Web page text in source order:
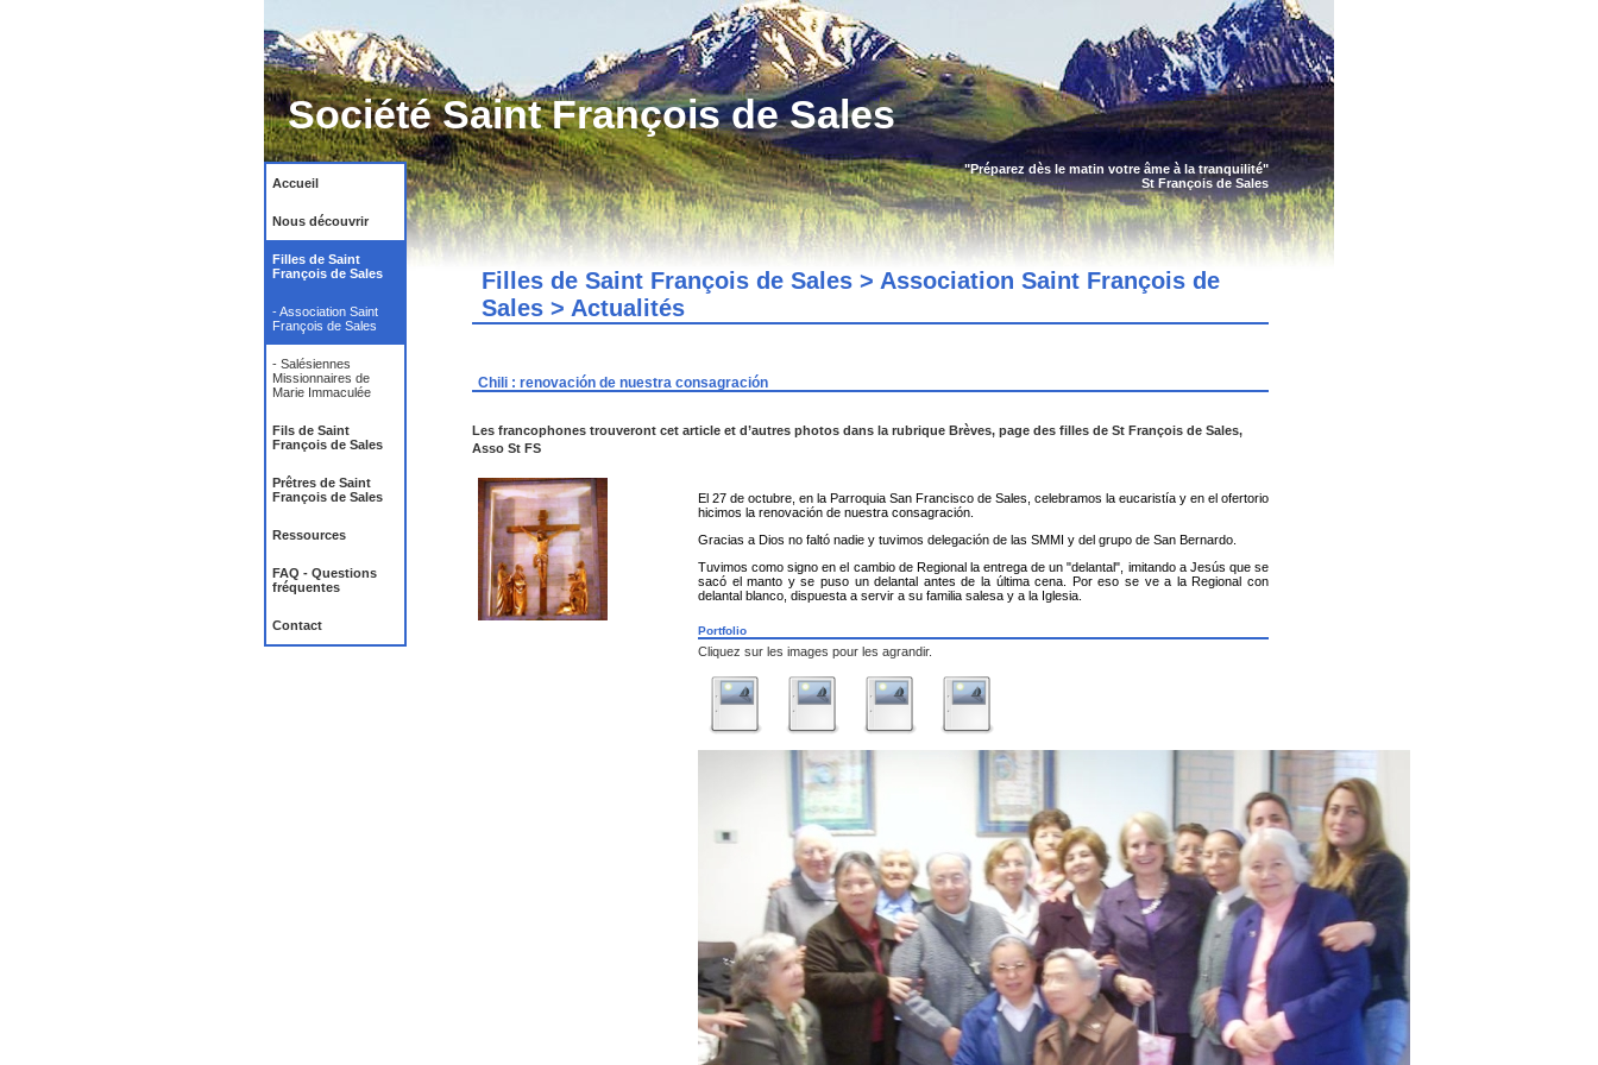
Société Saint François de Sales
Accueil
Nous découvrir
Filles de Saint
François de Sales
- Association Saint
François de Sales
- Salésiennes
Missionnaires de
Marie Immaculée
Fils de Saint
François de Sales
Prêtres de Saint
François de Sales
Ressources
FAQ - Questions
fréquentes
Contact
"Préparez dès le matin votre âme à la tranquilité"
St François de Sales
Filles de Saint François de Sales > Association Saint François de
Sales > Actualités
Chili : renovación de nuestra consagración
Les francophones trouveront cet article et d’autres photos dans la rubrique Brèves, page des filles de St François de Sales,
Asso St FS
El 27 de octubre, en la Parroquia San Francisco de Sales, celebramos la eucaristía y en el ofertorio
hicimos la renovación de nuestra consagración.
Gracias a Dios no faltó nadie y tuvimos delegación de las SMMI y del grupo de San Bernardo.
Tuvimos como signo en el cambio de Regional la entrega de un "delantal", imitando a Jesús que se
sacó el manto y se puso un delantal antes de la última cena. Por eso se ve a la Regional con
delantal blanco, dispuesta a servir a su familia salesa y a la Iglesia.
Portfolio
Cliquez sur les images pour les agrandir.